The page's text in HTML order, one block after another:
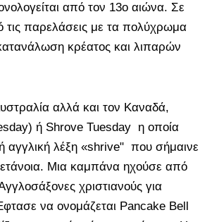
από τον 13ο αιώνα. Σε
τις παρελάσεις με τα πολύχρωμα
κρέατος και λιπαρών
αλλά και τον Καναδά,
ή Shrove Tuesday η οποία
αγγλική λέξη «shrive" που σήμαινε
Μια καμπάνα ηχούσε από
χριστιανούς για
να ονομάζεται Pancake Bell